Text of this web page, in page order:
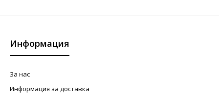
Информация
За нас
Информация за доставка